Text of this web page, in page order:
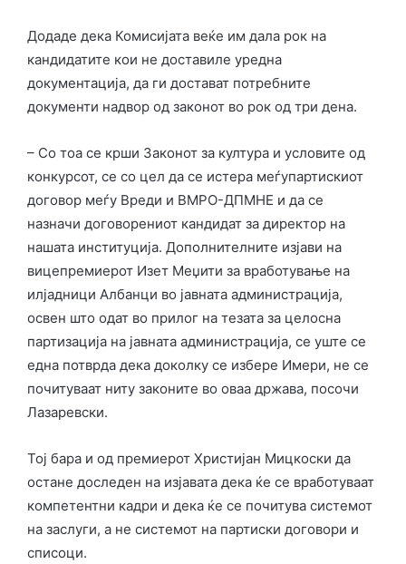
Додаде дека Комисијата веќе им дала рок на
кандидатите кои не доставиле уредна
документација, да ги достават потребните
документи надвор од законот во рок од три дена.
– Со тоа се крши Законот за култура и условите од
конкурсот, се со цел да се истера меѓупартискиот
договор меѓу Вреди и ВМРО-ДПМНЕ и да се
назначи договорениот кандидат за директор на
нашата институција. Дополнителните изјави на
вицепремиерот Изет Меџити за вработување на
илјадници Албанци во јавната администрација,
освен што одат во прилог на тезата за целосна
партизација на јавната администрација, се уште се
една потврда дека доколку се избере Имери, не се
почитуваат ниту законите во оваа држава, посочи
Лазаревски.
Тој бара и од премиерот Христијан Мицкоски да
остане доследен на изјавата дека ќе се вработуваат
компетентни кадри и дека ќе се почитува системот
на заслуги, а не системот на партиски договори и
списоци.